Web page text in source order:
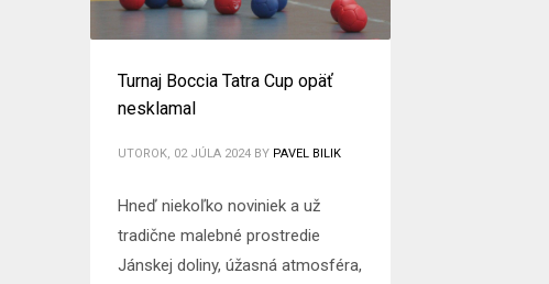
Turnaj Boccia Tatra Cup opäť
nesklamal
UTOROK, 02 JÚLA 2024 BY PAVEL BILIK
Hneď niekoľko noviniek a už
tradične malebné prostredie
Jánskej doliny, úžasná atmosféra,